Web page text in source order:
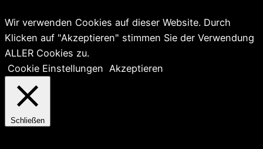
Wir verwenden Cookies auf dieser Website. Durch
Klicken auf "Akzeptieren" stimmen Sie der Verwendung
ALLER Cookies zu.
Cookie Einstellungen Akzeptieren
Schließen